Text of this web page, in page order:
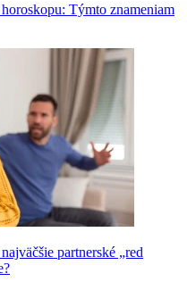
Týmto znameniam
partnerské „red